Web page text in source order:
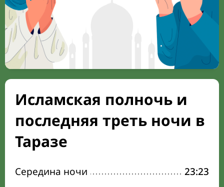
Исламская полночь и
последняя треть ночи в
Таразе
Середина ночи
23:23